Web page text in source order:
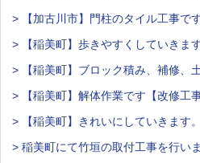
> 【加古川市】門柱のタイル工事で
> 【稲美町】歩きやすくしていきま
> 【稲美町】ブロック積み、補修、
> 【稲美町】解体作業です【改修工
> 【稲美町】きれいにしていきます
> 稲美町にて竹垣の取付工事を行いま